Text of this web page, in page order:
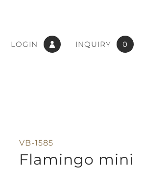
LOGIN INQUIRY 0
VB-1585
Flamingo mini